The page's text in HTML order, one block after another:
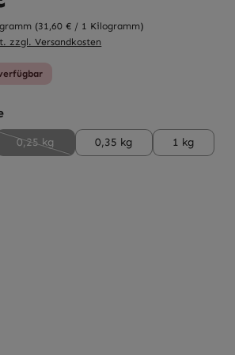
(31,60 € / 1 Kilogramm)
zzgl. Versandkosten
auswählen
0,25 kg
(Diese Option ist zurzeit nicht verfügbar.)
0,35 kg 1 kg